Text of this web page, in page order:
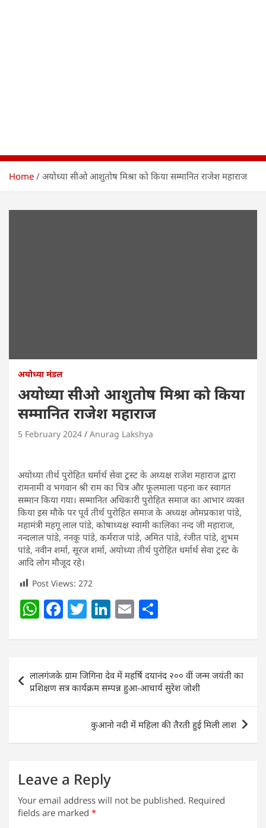
Home अयोध्या सीओ आशुतोष मिश्रा को किया सम्मानित राजेश महाराज
अयोध्या मंडल
अयोध्या सीओ आशुतोष मिश्रा को किया
सम्मानित राजेश महाराज
5 February 2024 Anurag Lakshya
अयोध्या तीर्थ पुरोहित धर्मार्थ सेवा ट्रस्ट के अध्यक्ष राजेश महाराज द्वारा
रामनामी व भगवान श्री राम का चित्र और फूलमाला पहना कर स्वागत
सम्मान किया गया। सम्मानित अधिकारी पुरोहित समाज का आभार व्यक्त
किया इस मौके पर पूर्व तीर्थ पुरोहित समाज के अध्यक्ष ओमप्रकाश पांडे,
महामंत्री महगू लाल पांडे, कोषाध्यक्ष स्वामी कालिका नन्द जी महाराज,
नन्दलाल पांडे, ननकू पांडे, कर्मराज पांडे, अमित पांडे, रंजीत पांडे, शुभम
पांडे, नवीन शर्मा, सूरज शर्मा, अयोध्या तीर्थ पुरोहित धर्मार्थ सेवा ट्रस्ट के
आदि लोग मौजूद रहे।
Post Views: 272
W
at
s
A
p
F
c
e
b
o
k
T
itt
er
Li
k
e
dI
n
E
ai
l
ar
e
navigation
लालगंजके ग्राम जिगिना देव में महर्षि दयानंद २०० वीं जन्म जयंती का
प्रशिक्षण सत्र कार्यक्रम सम्पन्न हुआ-आचार्य सुरेश जोशी
कुआनो नदी में महिला की तैरती हुई मिली लाश
Leave a Reply
Your email address will not be published. Required
fields are marked *